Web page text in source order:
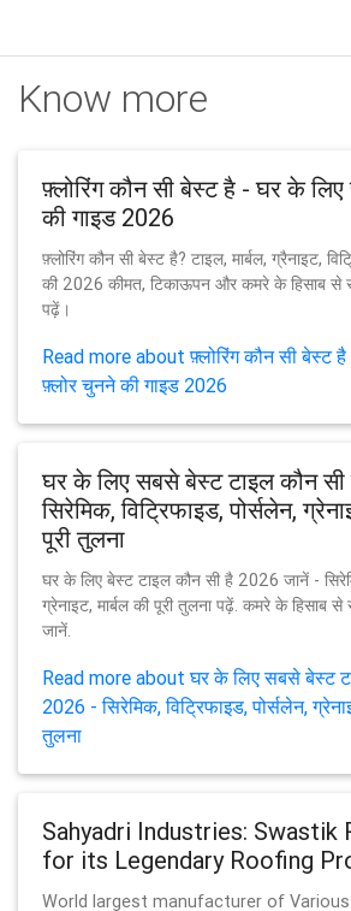
Know more
फ़्लोरिंग कौन सी बेस्ट है - घर के
की गाइड 2026
फ़्लोरिंग कौन सी बेस्ट है? टाइल, मार्बल, ग्रैनाइट,
की 2026 कीमत, टिकाऊपन और कमरे के हिसाब से
पढ़ें।
Read more about फ़्लोरिंग कौन सी बेस्ट
फ़्लोर चुनने की गाइड 2026
घर के लिए सबसे बेस्ट टाइल कौन
सिरेमिक, विट्रिफाइड, पोर्सलेन,
पूरी तुलना
घर के लिए बेस्ट टाइल कौन सी है 2026 जानें -
ग्रेनाइट, मार्बल की पूरी तुलना पढ़ें. कमरे के हिसाब
जानें.
Read more about घर के लिए सबसे बेस्ट
2026 - सिरेमिक, विट्रिफाइड, पोर्सलेन,
तुलना
Sahyadri Industries: Swastik
for its Legendary Roofing
World largest manufacturer of